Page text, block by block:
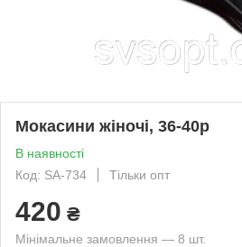
Мокасини жіночі, 36-40р
В наявності
Код: SA-734
Тільки опт
420 ₴
Мінімальне замовлення — 8 шт.